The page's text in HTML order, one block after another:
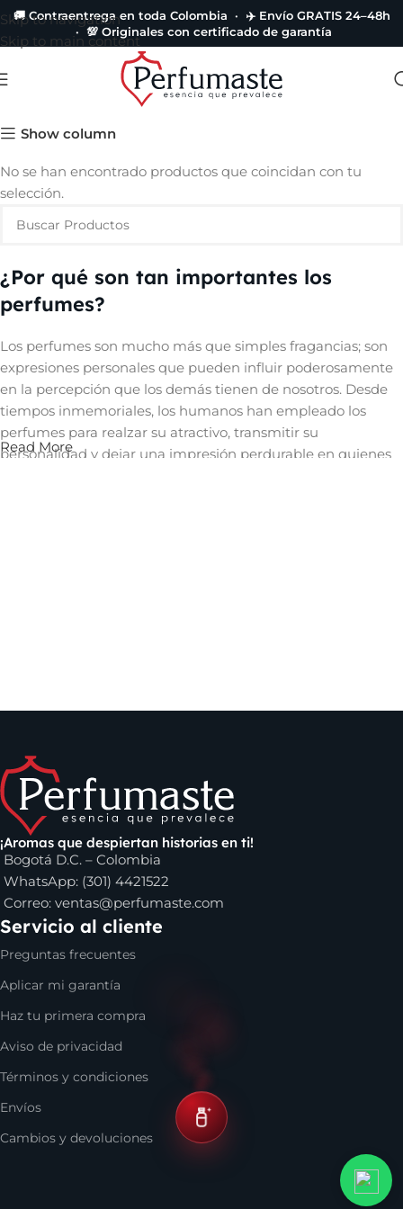
🚚 Contraentrega en toda Colombia · ✈️ Envío GRATIS 24–48h
· 💯 Originales con certificado de garantía
Skip to navigation
Skip to main content
Dsquared2
Show column
No se han encontrado productos que coincidan con tu
selección.
¿Por qué son tan importantes los
perfumes?
Los perfumes son mucho más que simples fragancias; son
expresiones personales que pueden influir poderosamente
en la percepción que los demás tienen de nosotros. Desde
tiempos inmemoriales, los humanos han empleado los
perfumes para realzar su atractivo, transmitir su
personalidad y dejar una impresión perdurable en quienes
Herrera,La vida es bella de Lancome,Versace Bright
desees y comenzar a disfrutar de tu fragancia favorita.
Dentro de los perfumes para hombre, puedes encontrar
Eros Versace , el perfume Invictus de Paco Rabanne
de Nuit de Armafy muchas otras opciones de marcas muy
reconocidas. Incluso, si buscas algo para regalar, en nuestro
catálogo se encuentran varias alternativas de lociones para
esa persona especial, sea que estés en Cali, Bogotá, Medellín
o en cualquier parte de Colombia.
Read More
¡Aromas que despiertan historias en ti!
Bogotá D.C. – Colombia
WhatsApp: (301) 4421522
Correo: ventas@perfumaste.com
Servicio al cliente
Preguntas frecuentes
Aplicar mi garantía
Haz tu primera compra
Aviso de privacidad
Términos y condiciones
Envíos
Cambios y devoluciones